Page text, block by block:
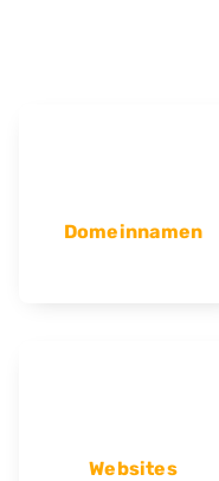
Domeinnamen
Websites